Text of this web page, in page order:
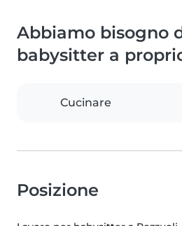
Abbiamo bisogno
babysitter a
Cucinare
Posizione